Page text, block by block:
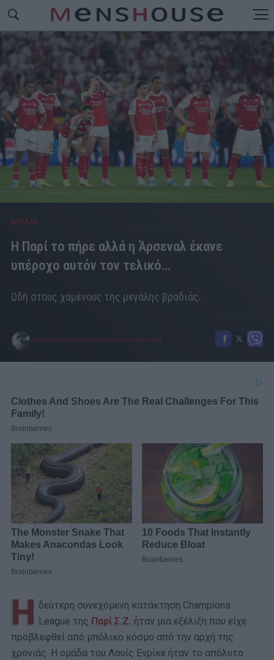
ΜΠΑΛΑ
Η Παρί το πήρε αλλά η Άρσεναλ έκανε
υπέροχο αυτόν τον τελικό...
Ωδή στους χαμένους της μεγάλης βραδιάς.
ΔΗΜΟΣΘΕΝΗΣ ΧΡΙΣΤΟΠΟΥΛΟΣ31/05/2026 02:24
Η δεύτερη συνεχόμενη κατάκτηση Champions
League της Παρί Σ.Ζ. ήταν μια εξέλιξη που είχε
προβλεφθεί από μπόλικο κόσμο από την αρχή της
χρονιάς. Η ομάδα του Λουίς Ενρίκε ήταν το απόλυτο